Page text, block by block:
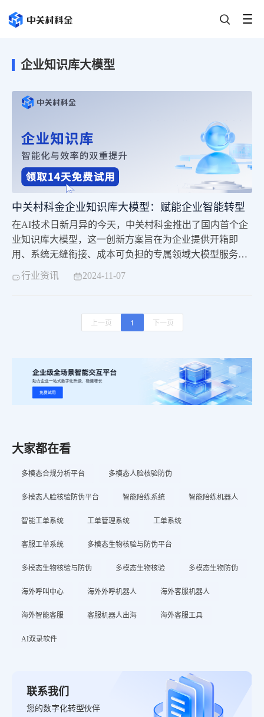
企业知识库大模型
中关村科金企业知识库大模型：赋能企业智能转型
在AI技术日新月异的今天，中关村科金推出了国内首个企
业知识库大模型，这一创新方案旨在为企业提供开箱即
用、系统无缝衔接、成本可负担的专属领域大模型服务。
中关村企业知识大模型不仅具备全面的语义、语音、视觉
等基础能力，还在多个能力域、能力项评测中表现出色，
行业资讯 2024-11-07
上一页 1 下一页
大家都在看
多模态合规分析平台 多模态人脸核验防伪
多模态人脸核验防伪平台 智能陪练系统 智能陪练机器人
智能工单系统 工单管理系统 工单系统
客服工单系统 多模态生物核验与防伪平台
多模态生物核验与防伪 多模态生物核验 多模态生物防伪
海外呼叫中心 海外外呼机器人 海外客服机器人
海外智能客服 客服机器人出海 海外客服工具
AI双录软件
联系我们
您的数字化转型伙伴